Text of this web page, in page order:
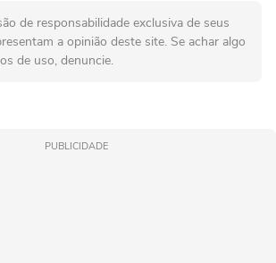
de responsabilidade exclusiva de seus
a opinião deste site. Se achar algo
de uso, denuncie.
PUBLICIDADE